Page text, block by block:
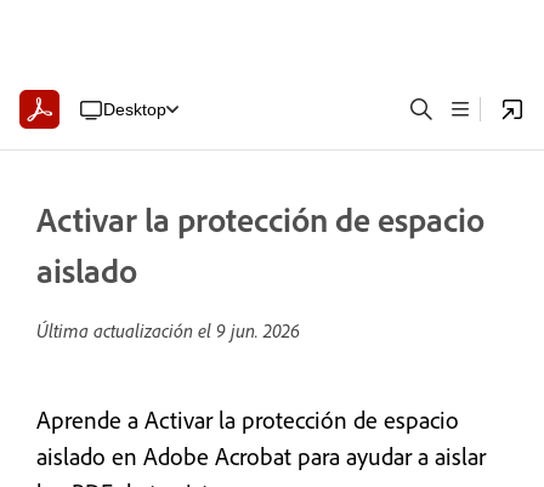
Desktop
Activar la protección de espacio
aislado
Última actualización el 9 jun. 2026
Aprende a Activar la protección de espacio
aislado en Adobe Acrobat para ayudar a aislar